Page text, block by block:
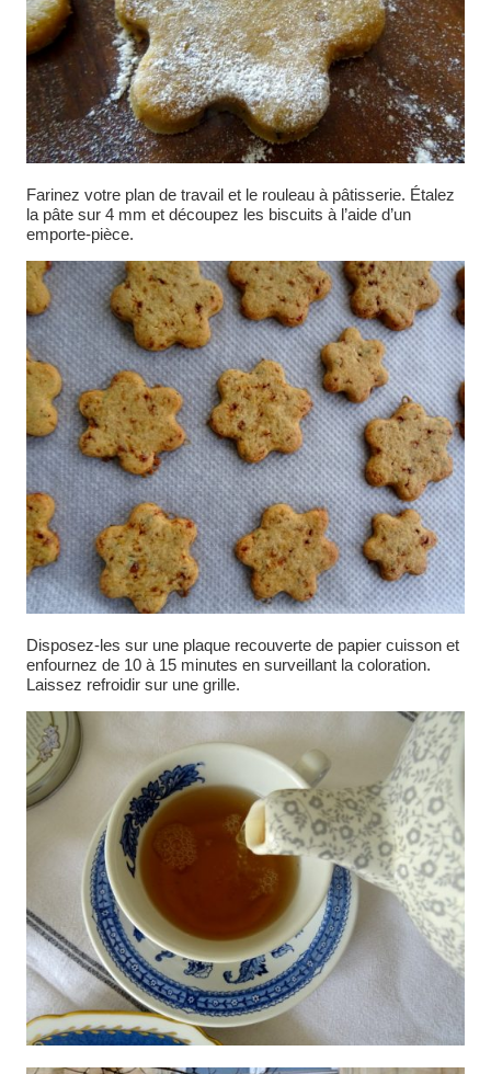
Farinez votre plan de travail et le rouleau à pâtisserie. Étalez
la pâte sur 4 mm et découpez les biscuits à l’aide d’un
emporte-pièce.
Disposez-les sur une plaque recouverte de papier cuisson et
enfournez de 10 à 15 minutes en surveillant la coloration.
Laissez refroidir sur une grille.